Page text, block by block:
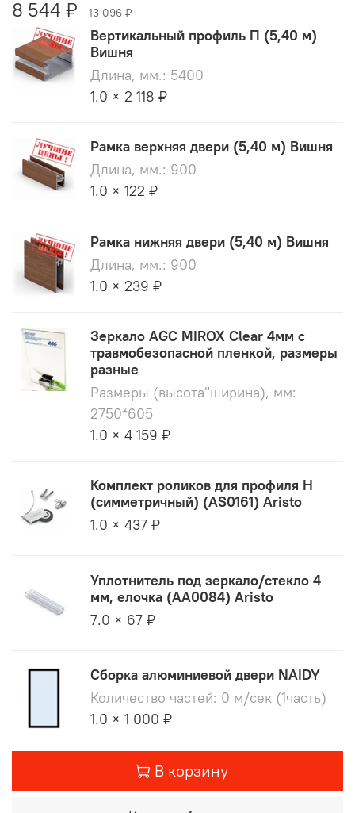
8 544 ₽ 13 096 ₽
Вертикальный профиль П (5,40 м)
Вишня
Длина, мм.: 5400
1.0 × 2 118 ₽
Рамка верхняя двери (5,40 м) Вишня
Длина, мм.: 900
1.0 × 122 ₽
Рамка нижняя двери (5,40 м) Вишня
Длина, мм.: 900
1.0 × 239 ₽
Зеркало AGC MIROX Clear 4мм с
травмобезопасной пленкой, размеры
разные
Размеры (высота"ширина), мм:
2750*605
1.0 × 4 159 ₽
Комплект роликов для профиля H
(симметричный) (AS0161) Aristo
1.0 × 437 ₽
Уплотнитель под зеркало/стекло 4
мм, елочка (AA0084) Aristo
7.0 × 67 ₽
Сборка алюминиевой двери NAIDY
Количество частей: 0 м/сек (1часть)
1.0 × 1 000 ₽
В корзину